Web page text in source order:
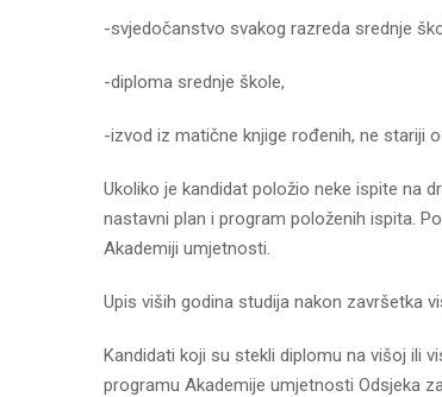
-svjedočanstvo svakog razreda srednje
-diploma srednje škole,
-izvod iz matične knjige rođenih, ne stariji
Ukoliko je kandidat položio neke ispite na
nastavni plan i program položenih ispita.
Akademiji umjetnosti.
Upis viših godina studija nakon završetka
Kandidati koji su stekli diplomu na višoj ili
programu Akademije umjetnosti Odsjeka